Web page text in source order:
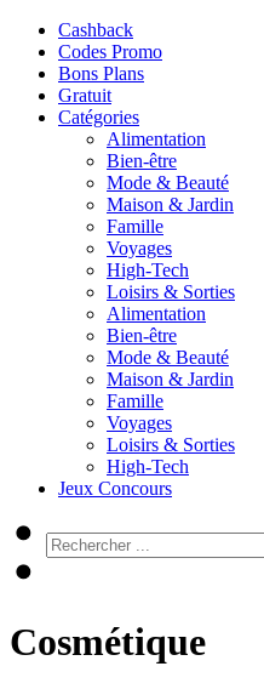
Cashback
Codes Promo
Bons Plans
Gratuit
Catégories
Alimentation
Bien-être
Mode & Beauté
Maison & Jardin
Famille
Voyages
High-Tech
Loisirs & Sorties
Alimentation
Bien-être
Mode & Beauté
Maison & Jardin
Famille
Voyages
Loisirs & Sorties
High-Tech
Jeux Concours
Cosmétique